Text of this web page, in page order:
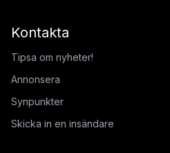
Kontakta
Tipsa om nyheter!
Annonsera
Synpunkter
Skicka in en insändare